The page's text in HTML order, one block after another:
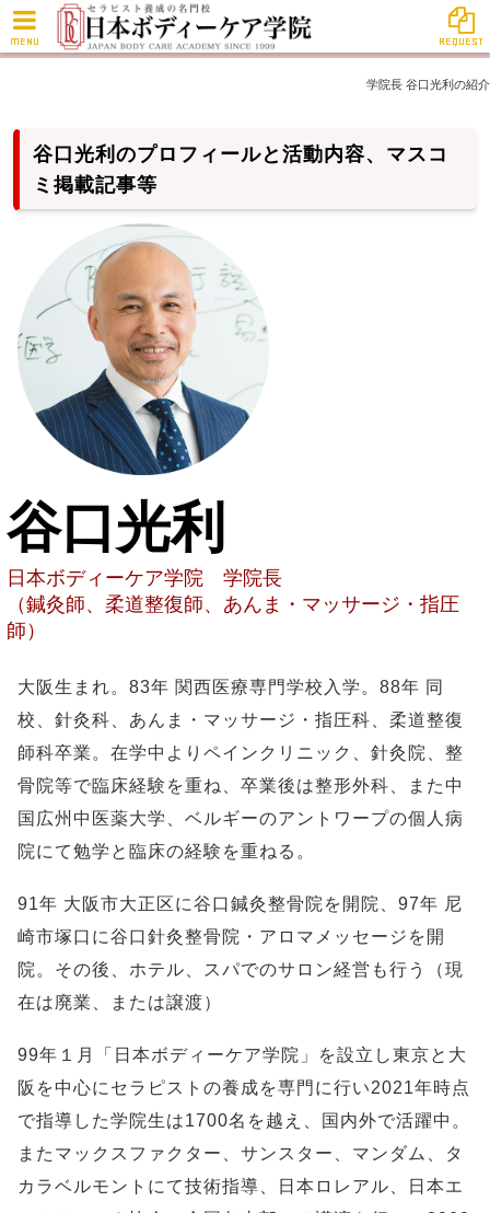
学院長 谷口光利の紹介
谷口光利のプロフィールと活動内容、マスコ
ミ掲載記事等
谷口光利
日本ボディーケア学院 学院長
（鍼灸師、柔道整復師、あんま・マッサージ・指圧
師）
大阪生まれ。83年 関西医療専門学校入学。88年 同
校、針灸科、あんま・マッサージ・指圧科、柔道整復
師科卒業。在学中よりペインクリニック、針灸院、整
骨院等で臨床経験を重ね、卒業後は整形外科、また中
国広州中医薬大学、ベルギーのアントワープの個人病
院にて勉学と臨床の経験を重ねる。
91年 大阪市大正区に谷口鍼灸整骨院を開院、97年 尼
崎市塚口に谷口針灸整骨院・アロマメッセージを開
院。その後、ホテル、スパでのサロン経営も行う（現
在は廃業、または譲渡）
99年１月「日本ボディーケア学院」を設立し東京と大
阪を中心にセラピストの養成を専門に行い2021年時点
で指導した学院生は1700名を越え、国内外で活躍中。
またマックスファクター、サンスター、マンダム、タ
カラベルモントにて技術指導、日本ロレアル、日本エ
MENU REQUEST